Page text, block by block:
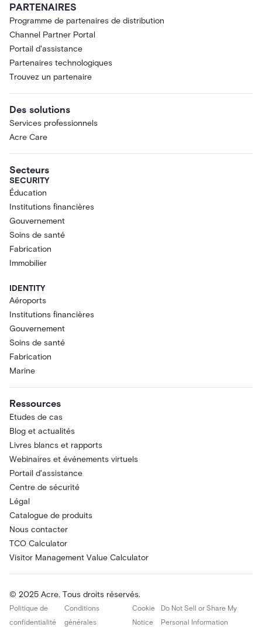
PARTENAIRES
Programme de partenaires de distribution
Channel Partner Portal
Portail d'assistance
Partenaires technologiques
Trouvez un partenaire
Des solutions
Services professionnels
Acre Care
Secteurs
SECURITY
Éducation
Institutions financières
Gouvernement
Soins de santé
Fabrication
Immobilier
IDENTITY
Aéroports
Institutions financières
Gouvernement
Soins de santé
Fabrication
Marine
Ressources
Etudes de cas
Blog et actualités
Livres blancs et rapports
Webinaires et événements virtuels
Portail d'assistance
Centre de sécurité
Légal
Catalogue de produits
Nous contacter
TCO Calculator
Visitor Management Value Calculator
© 2025 Acre. Tous droits réservés.
Politique de
confidentialité
Conditions
générales
Cookie
Notice
Do Not Sell or Share My
Personal Information